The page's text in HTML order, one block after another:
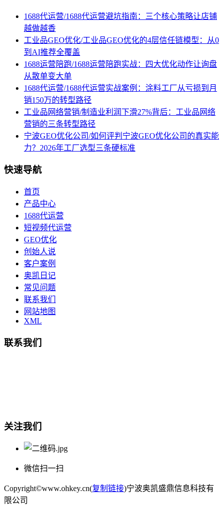
1688代运营/1688代运营避坑指南：三个核心策略让店铺
越做越香
工业品GEO优化/工业品GEO优化的4层信任链模型：从0
到AI推荐全覆盖
1688运营陪跑/1688运营陪跑实战：四大优化动作让询盘
从散单变大单
1688代运营/1688代运营实战案例：涂料工厂从亏损到月
销150万的转型路径
工业品网络营销/制造业利润下滑27%背后：工业品网络
营销的三条转型路径
宁波GEO优化公司/如何评判宁波GEO优化公司的真实能
力？2026年工厂选型三条硬标准
快速导航
首页
产品中心
1688代运营
短视频代运营
GEO优化
创始人说
客户案例
奥凯日记
常见问题
联系我们
网站地图
XML
联系我们
关注我们
微信扫一扫
Copyright©www.ohkey.cn(复制链接)宁波奥凯盛鼎信息科技有
限公司